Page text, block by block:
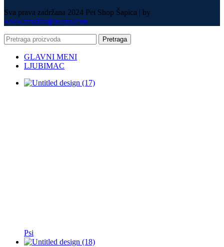
Sva prava zadržana 2024 Pet Shop Šapica | by
www.izradasajtovans.com
Pretraga
GLAVNI MENI
LJUBIMAC
Psi